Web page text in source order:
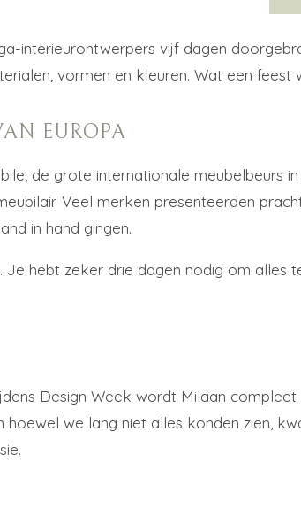
interieurontwerpers vijf dagen
vormen en kleuren. Wat een feest
EUROPA
de grote internationale meubelbeurs
Veel merken presenteerden
in hand gingen.
hebt zeker drie dagen nodig om alles
Design Week wordt Milaan
hoewel we lang niet alles konden zien,